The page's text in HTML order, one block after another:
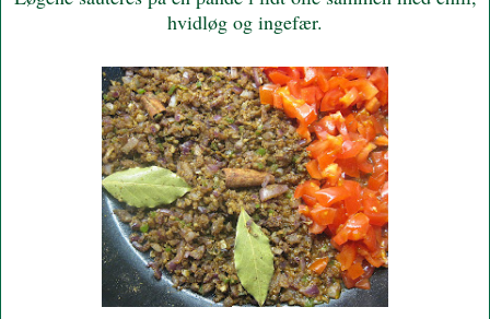
hvidløg og ingefær.